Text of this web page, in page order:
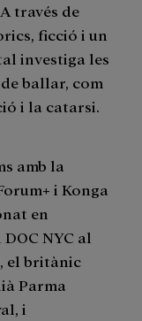
través de
ficció i un
investiga les
ballar, com
i la catarsi.
amb la
i Konga
en
NYC al
el britànic
Parma
i